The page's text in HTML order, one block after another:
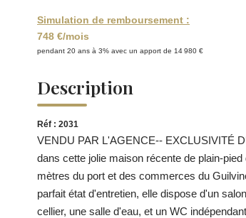
Simulation de remboursement :
748 €/mois
pendant 20 ans à 3% avec un apport de 14 980 €
Description
Réf : 2031
VENDU PAR L'AGENCE-- EXCLUSIVITÉ
dans cette jolie maison récente de plain-
mètres du port et des commerces du
parfait état d'entretien, elle dispose d'un
cellier, une salle d'eau, et un WC